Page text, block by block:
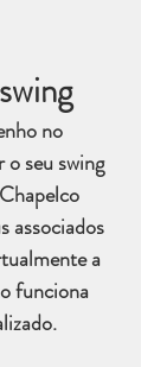
no
seu swing
associados
a
funciona